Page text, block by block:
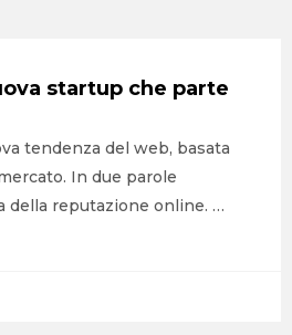
startup che parte
tendenza del web, basata
In due parole
della reputazione online. …